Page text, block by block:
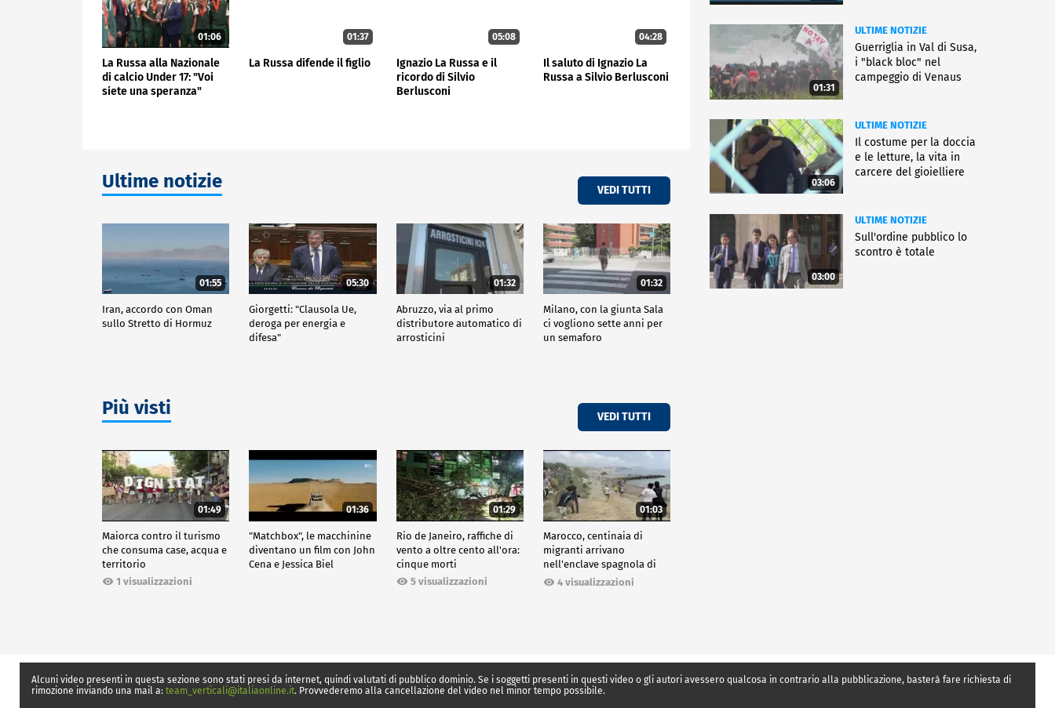
01:06
La Russa alla Nazionale
di calcio Under 17: "Voi
siete una speranza"
01:37
La Russa difende il figlio
05:08
Ignazio La Russa e il
ricordo di Silvio
Berlusconi
04:28
Il saluto di Ignazio La
Russa a Silvio Berlusconi
Ultime notizie VEDI TUTTI
01:55
Iran, accordo con Oman
sullo Stretto di Hormuz
05:30
Giorgetti: "Clausola Ue,
deroga per energia e
difesa"
01:32
Abruzzo, via al primo
distributore automatico di
arrosticini
01:32
Milano, con la giunta Sala
ci vogliono sette anni per
un semaforo
Più visti VEDI TUTTI
01:49
Maiorca contro il turismo
che consuma case, acqua e
territorio
1 visualizzazioni
01:36
"Matchbox", le macchinine
diventano un film con John
Cena e Jessica Biel
01:29
Rio de Janeiro, raffiche di
vento a oltre cento all'ora:
cinque morti
5 visualizzazioni
01:03
Marocco, centinaia di
migranti arrivano
nell'enclave spagnola di
Ceuta4 visualizzazioni
01:31
ULTIME NOTIZIE
Guerriglia in Val di Susa,
i "black bloc" nel
campeggio di Venaus
03:06
ULTIME NOTIZIE
Il costume per la doccia
e le letture, la vita in
carcere del gioielliere
03:00
ULTIME NOTIZIE
Sull'ordine pubblico lo
scontro è totale
Alcuni video presenti in questa sezione sono stati presi da internet, quindi valutati di pubblico dominio. Se i soggetti presenti in questi video o gli autori avessero qualcosa in contrario alla pubblicazione, basterà fare richiesta di
rimozione inviando una mail a: team_verticali@italiaonline.it. Provvederemo alla cancellazione del video nel minor tempo possibile.